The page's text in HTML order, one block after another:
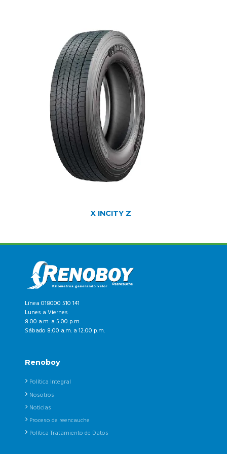
X INCITY Z
Línea 018000 510 141
Lunes a Viernes
8:00 a.m. a 5:00 p.m.
Sábado 8:00 a.m. a 12:00 p.m.
Renoboy
Política Integral
Nosotros
Noticias
Proceso de reencauche
Política Tratamiento de Datos